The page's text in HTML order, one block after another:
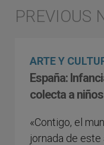
ARTE Y
España:
colecta a
«Contigo, el
jornada de este